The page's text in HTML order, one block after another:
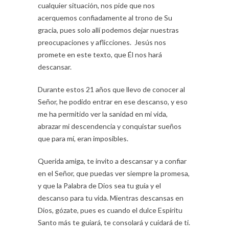
cualquier situación, nos pide que nos
acerquemos confiadamente al trono de Su
gracia, pues solo allí podemos dejar nuestras
preocupaciones y aflicciones. Jesús nos
promete en este texto, que Él nos hará
descansar.
Durante estos 21 años que llevo de conocer al
Señor, he podido entrar en ese descanso, y eso
me ha permitido ver la sanidad en mi vida,
abrazar mi descendencia y conquistar sueños
que para mí, eran imposibles.
Querida amiga, te invito a descansar y a confiar
en el Señor, que puedas ver siempre la promesa,
y que la Palabra de Dios sea tu guía y el
descanso para tu vida. Mientras descansas en
Dios, gózate, pues es cuando el dulce Espíritu
Santo más te guiará, te consolará y cuidará de ti.